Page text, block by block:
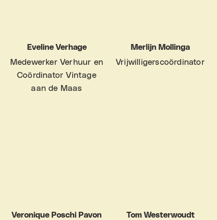
Eveline Verhage
Medewerker Verhuur en
Coördinator Vintage
aan de Maas
Merlijn Mollinga
Vrijwilligerscoördinator
Veronique Poschi Pavon Tom Westerwoudt